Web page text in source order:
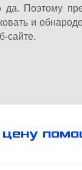
да. Поэтому
и
сайте.
цену